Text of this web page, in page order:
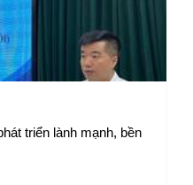
triển lành mạnh, bền